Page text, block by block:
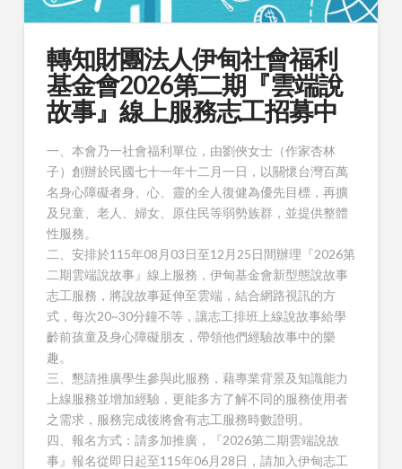
轉知財團法人伊甸社會福利
基金會2026第二期『雲端說
故事』線上服務志工招募中
一、本會乃一社會福利單位，由劉俠女士（作家杏林
子）創辦於民國七十一年十二月一日，以關懷台灣百萬
名身心障礙者身、心、靈的全人復健為優先目標，再擴
及兒童、老人、婦女、原住民等弱勢族群，並提供整體
性服務。
二、安排於115年08月03日至12月25日間辦理『2026第
二期雲端說故事』線上服務，伊甸基金會新型態說故事
志工服務，將說故事延伸至雲端，結合網路視訊的方
式，每次20~30分鐘不等，讓志工排班上線說故事給學
齡前孩童及身心障礙朋友，帶領他們經驗故事中的樂
趣。
三、懇請推廣學生參與此服務，藉專業背景及知識能力
上線服務並增加經驗，更能多方了解不同的服務使用者
之需求，服務完成後將會有志工服務時數證明。
四、報名方式：請多加推廣，『2026第二期雲端說故
事』報名從即日起至115年06月28日，請加入伊甸志工